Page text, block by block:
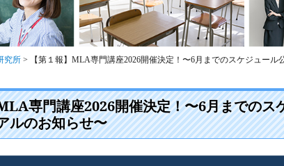
究所> 【第１報】MLA専門講座2026開催決定！〜6月までのスケジュー
専門講座2026開催決定！〜6月までのス
ルのお知らせ〜